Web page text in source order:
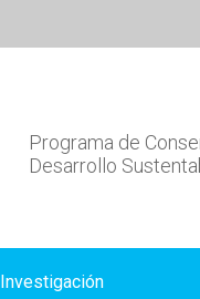
Programa de
Desarrollo
Investigación